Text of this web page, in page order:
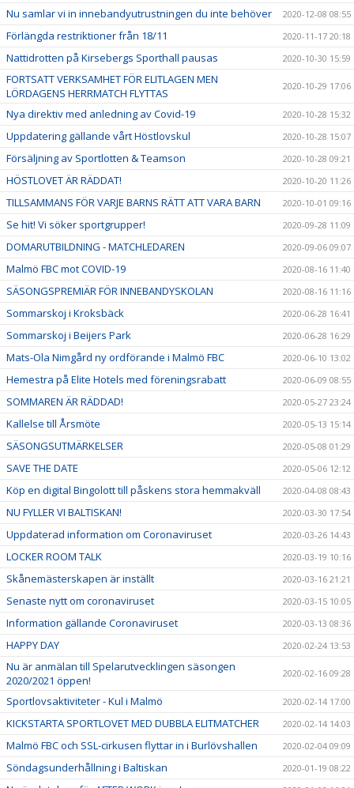
Nu samlar vi in innebandyutrustningen du inte behöver 2020-12-08 08:55
Förlängda restriktioner från 18/11 2020-11-17 20:18
Nattidrotten på Kirsebergs Sporthall pausas 2020-10-30 15:59
FORTSATT VERKSAMHET FÖR ELITLAGEN MEN
LÖRDAGENS HERRMATCH FLYTTAS
2020-10-29 17:06
Nya direktiv med anledning av Covid-19 2020-10-28 15:32
Uppdatering gällande vårt Höstlovskul 2020-10-28 15:07
Försäljning av Sportlotten & Teamson 2020-10-28 09:21
HÖSTLOVET ÄR RÄDDAT! 2020-10-20 11:26
TILLSAMMANS FÖR VARJE BARNS RÄTT ATT VARA BARN 2020-10-01 09:16
Se hit! Vi söker sportgrupper! 2020-09-28 11:09
DOMARUTBILDNING - MATCHLEDAREN 2020-09-06 09:07
Malmö FBC mot COVID-19 2020-08-16 11:40
SÄSONGSPREMIÄR FÖR INNEBANDYSKOLAN 2020-08-16 11:16
Sommarskoj i Kroksbäck 2020-06-28 16:41
Sommarskoj i Beijers Park 2020-06-28 16:29
Mats-Ola Nimgård ny ordförande i Malmö FBC 2020-06-10 13:02
Hemestra på Elite Hotels med föreningsrabatt 2020-06-09 08:55
SOMMAREN ÄR RÄDDAD! 2020-05-27 23:24
Kallelse till Årsmöte 2020-05-13 15:14
SÄSONGSUTMÄRKELSER 2020-05-08 01:29
SAVE THE DATE 2020-05-06 12:12
Köp en digital Bingolott till påskens stora hemmakväll 2020-04-08 08:43
NU FYLLER VI BALTISKAN! 2020-03-30 17:54
Uppdaterad information om Coronaviruset 2020-03-26 14:43
LOCKER ROOM TALK 2020-03-19 10:16
Skånemästerskapen är inställt 2020-03-16 21:21
Senaste nytt om coronaviruset 2020-03-15 10:05
Information gällande Coronaviruset 2020-03-13 08:36
HAPPY DAY 2020-02-24 13:53
Nu är anmälan till Spelarutvecklingen säsongen
2020/2021 öppen!
2020-02-16 09:28
Sportlovsaktiviteter - Kul i Malmö 2020-02-14 17:00
KICKSTARTA SPORTLOVET MED DUBBLA ELITMATCHER 2020-02-14 14:03
Malmö FBC och SSL-cirkusen flyttar in i Burlövshallen 2020-02-04 09:09
Söndagsunderhållning i Baltiskan 2020-01-19 08:22